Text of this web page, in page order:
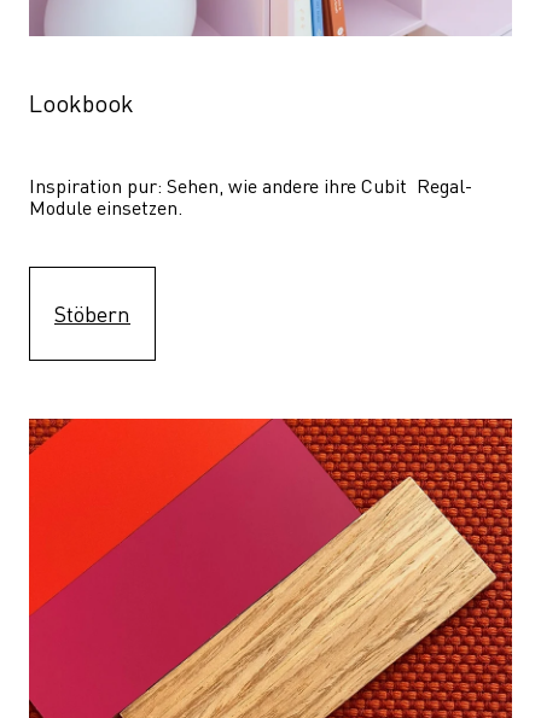
Lookbook
Inspiration pur: Sehen, wie andere ihre Cubit  Regal-
Module einsetzen.
Stöbern